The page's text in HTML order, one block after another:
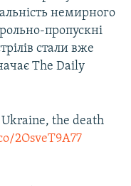
немирного
пропускні
стали вже
The Daily
the death
2OsveT9A77